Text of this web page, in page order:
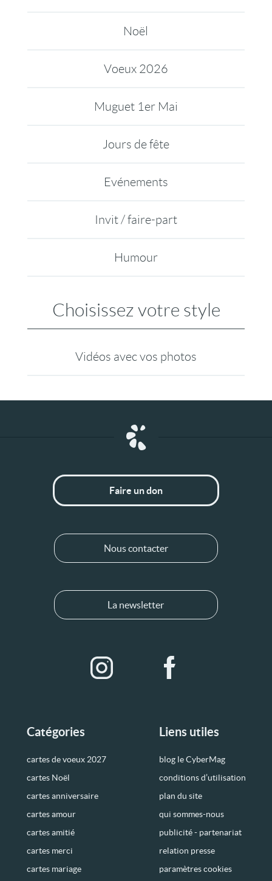
Noël
Voeux 2026
Muguet 1er Mai
Jours de fête
Evénements
Invit / faire-part
Humour
Choisissez votre style
Vidéos avec vos photos
Catégories
cartes de voeux 2027
cartes Noël
cartes anniversaire
cartes amour
cartes amitié
cartes merci
cartes mariage
Liens utiles
blog le CyberMag
conditions d’utilisation
plan du site
qui sommes-nous
publicité - partenariat
relation presse
paramètres cookies
Faire un don
Nous contacter
La newsletter